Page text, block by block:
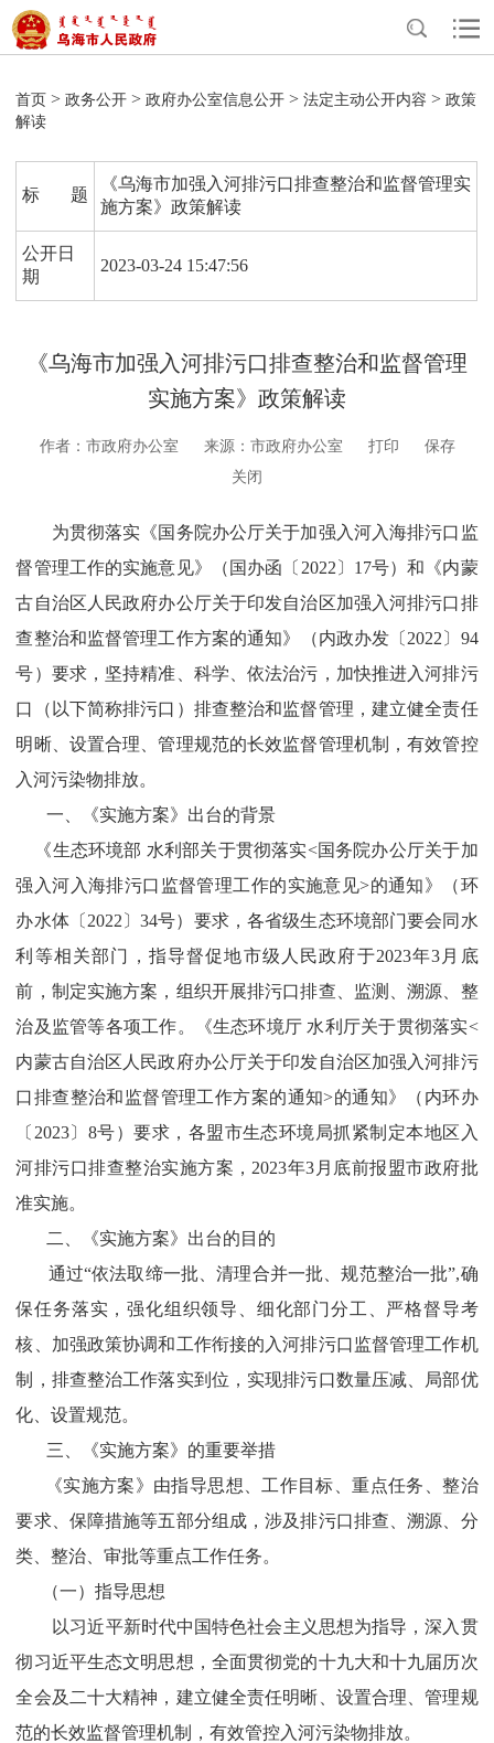
首页 >政务公开 >政府办公室信息公开 >法定主动公开内容 >政策
解读
标 题
《乌海市加强入河排污口排查整治和监督管理实
施方案》政策解读
公开日
期
2023-03-24 15:47:56
《乌海市加强入河排污口排查整治和监督管理
实施方案》政策解读
作者：市政府办公室 来源：市政府办公室 打印
保存
关闭
为贯彻落实《国务院办公厅关于加强入河入海排污口监
督管理工作的实施意见》（国办函〔2022〕17号）和《内蒙
古自治区人民政府办公厅关于印发自治区加强入河排污口排
查整治和监督管理工作方案的通知》（内政办发〔2022〕94
号）要求，坚持精准、科学、依法治污，加快推进入河排污
口（以下简称排污口）排查整治和监督管理，建立健全责任
明晰、设置合理、管理规范的长效监督管理机制，有效管控
入河污染物排放。
一、《实施方案》出台的背景
《生态环境部 水利部关于贯彻落实<国务院办公厅关于加
强入河入海排污口监督管理工作的实施意见>的通知》（环
办水体〔2022〕34号）要求，各省级生态环境部门要会同水
利等相关部门，指导督促地市级人民政府于2023年3月底
前，制定实施方案，组织开展排污口排查、监测、溯源、整
治及监管等各项工作。《生态环境厅 水利厅关于贯彻落实<
内蒙古自治区人民政府办公厅关于印发自治区加强入河排污
口排查整治和监督管理工作方案的通知>的通知》（内环办
〔2023〕8号）要求，各盟市生态环境局抓紧制定本地区入
河排污口排查整治实施方案，2023年3月底前报盟市政府批
准实施。
二、《实施方案》出台的目的
通过“依法取缔一批、清理合并一批、规范整治一批”,确
保任务落实，强化组织领导、细化部门分工、严格督导考
核、加强政策协调和工作衔接的入河排污口监督管理工作机
制，排查整治工作落实到位，实现排污口数量压减、局部优
化、设置规范。
三、《实施方案》的重要举措
《实施方案》由指导思想、工作目标、重点任务、整治
要求、保障措施等五部分组成，涉及排污口排查、溯源、分
类、整治、审批等重点工作任务。
（一）指导思想
以习近平新时代中国特色社会主义思想为指导，深入贯
彻习近平生态文明思想，全面贯彻党的十九大和十九届历次
全会及二十大精神，建立健全责任明晰、设置合理、管理规
范的长效监督管理机制，有效管控入河污染物排放。